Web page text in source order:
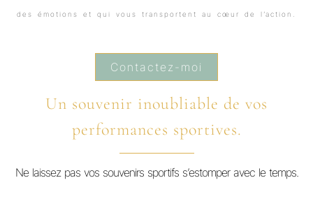
des émotions et qui vous transportent au cœur de l’action.
Contactez-moi
Un souvenir inoubliable de vos
performances sportives.
Ne laissez pas vos souvenirs sportifs s’estomper avec le temps.